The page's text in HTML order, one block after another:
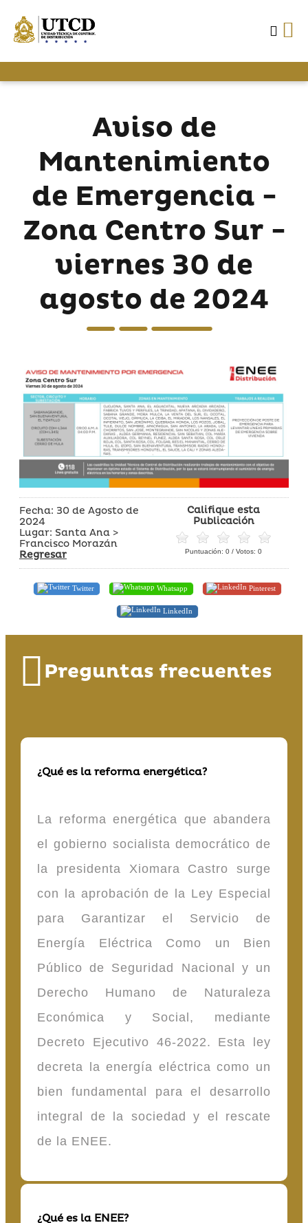
Aviso de
Mantenimiento
de Emergencia -
Zona Centro Sur -
viernes 30 de
agosto de 2024
Fecha: 30 de Agosto de
2024
Lugar: Santa Ana >
Francisco Morazán
Regresar
Califique esta
Publicación
Puntuación: 0 / Votos: 0
Twitter Whatsapp Pinterest
LinkedIn
Preguntas frecuentes
¿Qué es la reforma energética?
La reforma energética que abandera
el gobierno socialista democrático de
la presidenta Xiomara Castro surge
con la aprobación de la Ley Especial
para Garantizar el Servicio de
Energía Eléctrica Como un Bien
Público de Seguridad Nacional y un
Derecho Humano de Naturaleza
Económica y Social, mediante
Decreto Ejecutivo 46-2022. Esta ley
decreta la energía eléctrica como un
bien fundamental para el desarrollo
integral de la sociedad y el rescate
de la ENEE.
¿Qué es la ENEE?